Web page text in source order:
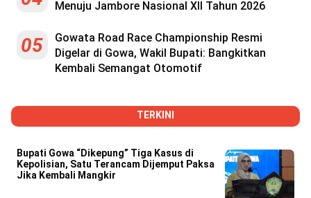
Menuju Jambore Nasional XII Tahun 2026
05
Gowata Road Race Championship Resmi
Digelar di Gowa, Wakil Bupati: Bangkitkan
Kembali Semangat Otomotif
TERKINI
Bupati Gowa “Dikepung” Tiga Kasus di
Kepolisian, Satu Terancam Dijemput Paksa
Jika Kembali Mangkir